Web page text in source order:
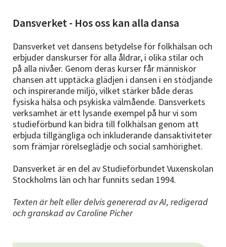
Dansverket - Hos oss kan alla dansa
Dansverket vet dansens betydelse för folkhälsan och
erbjuder danskurser för alla åldrar, i olika stilar och
på alla nivåer. Genom deras kurser får människor
chansen att upptäcka glädjen i dansen i en stödjande
och inspirerande miljö, vilket stärker både deras
fysiska hälsa och psykiska välmående. Dansverkets
verksamhet är ett lysande exempel på hur vi som
studieförbund kan bidra till folkhälsan genom att
erbjuda tillgängliga och inkluderande dansaktiviteter
som främjar rörelseglädje och social samhörighet.
Dansverket är en del av Studieförbundet Vuxenskolan
Stockholms län och har funnits sedan 1994.
Texten är helt eller delvis genererad av AI, redigerad
och granskad av Caroline Picher